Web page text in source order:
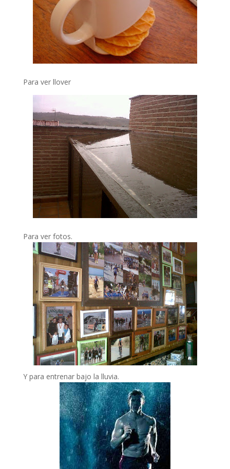
Para ver llover
Para ver fotos.
Y para entrenar bajo la lluvia.